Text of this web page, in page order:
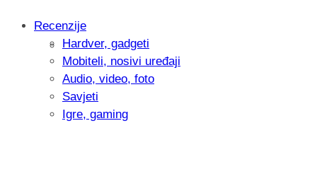
Intervju: Goran Jović, fotograf -
Recenzije
Hardver, gadgeti
Mobiteli, nosivi uređaji
Audio, video, foto
Savjeti
Igre, gaming